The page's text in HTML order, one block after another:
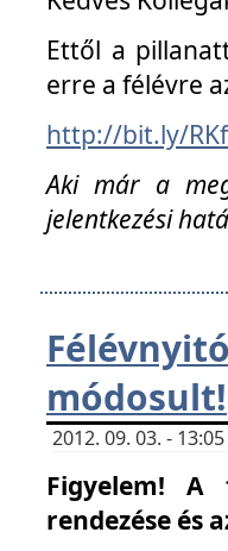
Ettől a
erre a félévre
http://bit.ly/
Aki már a
jelentkezési
módosult!
2012. 09. 03. -
Figyelem! A
rendezése és